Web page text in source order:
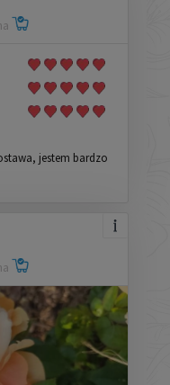
jestem bardzo